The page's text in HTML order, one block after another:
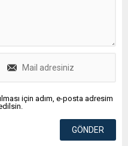
için adım, e-posta adresim